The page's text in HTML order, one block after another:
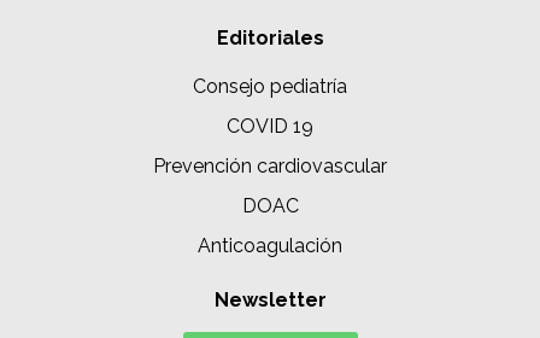
Editoriales
Consejo pediatría
COVID 19
Prevención cardiovascular
DOAC
Anticoagulación
Newsletter